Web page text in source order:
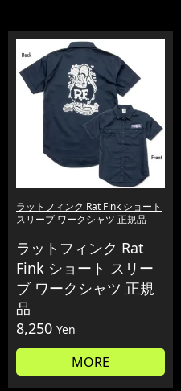
ラットフィンク Rat Fink ショート
スリーブ ワークシャツ 正規品
ラットフィンク Rat
Fink ショート スリー
ブ ワークシャツ 正規
品
8,250 Yen
MORE